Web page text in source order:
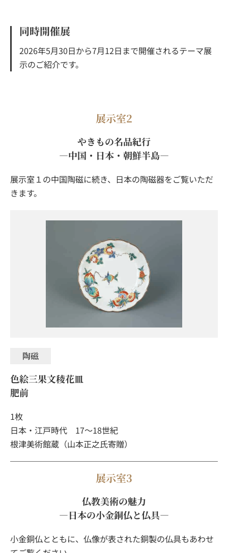
同時開催展
2026年5月30日から7月12日まで開催されるテーマ展
示のご紹介です。
展示室2
やきもの名品紀行
―中国・日本・朝鮮半島―
展示室１の中国陶磁に続き、日本の陶磁器をご覧いただ
きます。
陶磁
色絵三果文稜花皿
肥前
1枚
日本・江戸時代 17～18世紀
根津美術館蔵（山本正之氏寄贈）
展示室3
仏教美術の魅力
―日本の小金銅仏と仏具―
小金銅仏とともに、仏像が表された銅製の仏具もあわせ